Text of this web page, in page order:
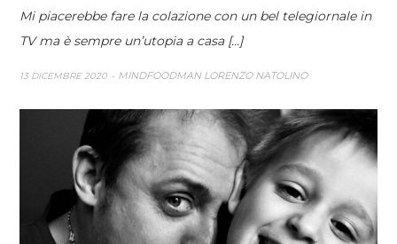
Mi piacerebbe fare la colazione con un bel telegiornale in
TV ma è sempre un’utopia a casa [...]
13 DICEMBRE 2020 MINDFOODMAN LORENZO NATOLINO